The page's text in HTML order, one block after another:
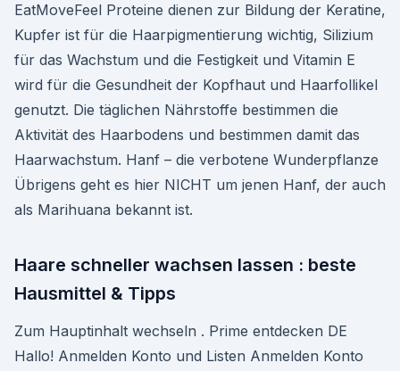
EatMoveFeel Proteine dienen zur Bildung der Keratine,
Kupfer ist für die Haarpigmentierung wichtig, Silizium
für das Wachstum und die Festigkeit und Vitamin E
wird für die Gesundheit der Kopfhaut und Haarfollikel
genutzt. Die täglichen Nährstoffe bestimmen die
Aktivität des Haarbodens und bestimmen damit das
Haarwachstum. Hanf – die verbotene Wunderpflanze
Übrigens geht es hier NICHT um jenen Hanf, der auch
als Marihuana bekannt ist.
Haare schneller wachsen lassen : beste
Hausmittel & Tipps
Zum Hauptinhalt wechseln . Prime entdecken DE
Hallo! Anmelden Konto und Listen Anmelden Konto